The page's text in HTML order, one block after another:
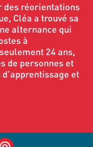
des réorientations
Cléa a trouvé sa
alternance qui
à
24 ans,
de personnes et
et